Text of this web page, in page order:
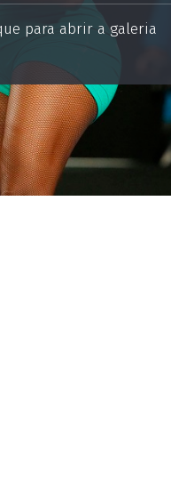
para abrir a galeria